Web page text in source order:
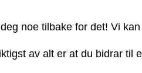
noe tilbake for det! Vi
av alt er at du bidrar til